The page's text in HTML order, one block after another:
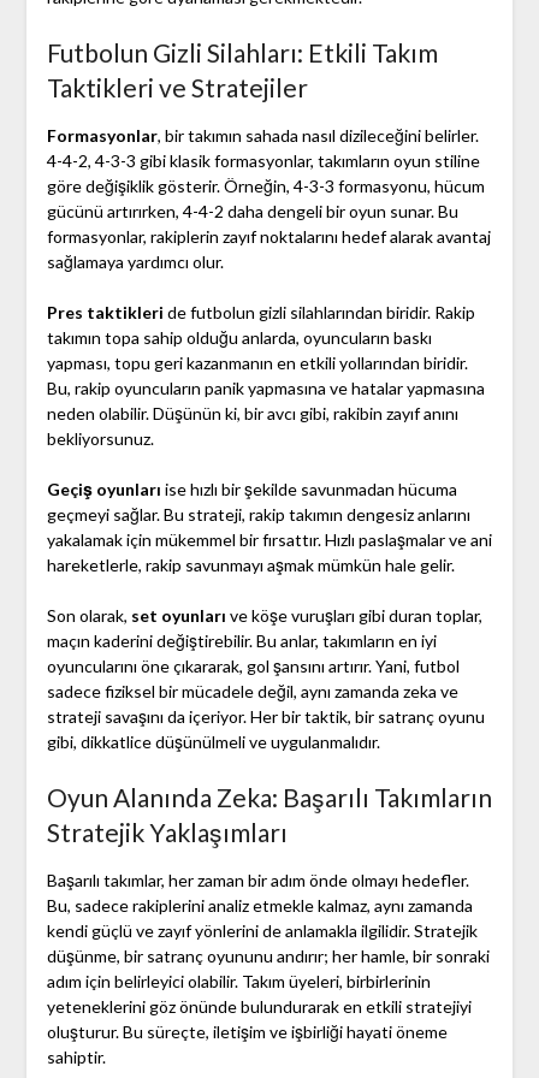
Futbolun Gizli Silahları: Etkili Takım
Taktikleri ve Stratejiler
Formasyonlar, bir takımın sahada nasıl dizileceğini belirler.
4-4-2, 4-3-3 gibi klasik formasyonlar, takımların oyun stiline
göre değişiklik gösterir. Örneğin, 4-3-3 formasyonu, hücum
gücünü artırırken, 4-4-2 daha dengeli bir oyun sunar. Bu
formasyonlar, rakiplerin zayıf noktalarını hedef alarak avantaj
sağlamaya yardımcı olur.
Pres taktikleri de futbolun gizli silahlarından biridir. Rakip
takımın topa sahip olduğu anlarda, oyuncuların baskı
yapması, topu geri kazanmanın en etkili yollarından biridir.
Bu, rakip oyuncuların panik yapmasına ve hatalar yapmasına
neden olabilir. Düşünün ki, bir avcı gibi, rakibin zayıf anını
bekliyorsunuz.
Geçiş oyunları ise hızlı bir şekilde savunmadan hücuma
geçmeyi sağlar. Bu strateji, rakip takımın dengesiz anlarını
yakalamak için mükemmel bir fırsattır. Hızlı paslaşmalar ve ani
hareketlerle, rakip savunmayı aşmak mümkün hale gelir.
Son olarak, set oyunları ve köşe vuruşları gibi duran toplar,
maçın kaderini değiştirebilir. Bu anlar, takımların en iyi
oyuncularını öne çıkararak, gol şansını artırır. Yani, futbol
sadece fiziksel bir mücadele değil, aynı zamanda zeka ve
strateji savaşını da içeriyor. Her bir taktik, bir satranç oyunu
gibi, dikkatlice düşünülmeli ve uygulanmalıdır.
Oyun Alanında Zeka: Başarılı Takımların
Stratejik Yaklaşımları
Başarılı takımlar, her zaman bir adım önde olmayı hedefler.
Bu, sadece rakiplerini analiz etmekle kalmaz, aynı zamanda
kendi güçlü ve zayıf yönlerini de anlamakla ilgilidir. Stratejik
düşünme, bir satranç oyununu andırır; her hamle, bir sonraki
adım için belirleyici olabilir. Takım üyeleri, birbirlerinin
yeteneklerini göz önünde bulundurarak en etkili stratejiyi
oluşturur. Bu süreçte, iletişim ve işbirliği hayati öneme
sahiptir.